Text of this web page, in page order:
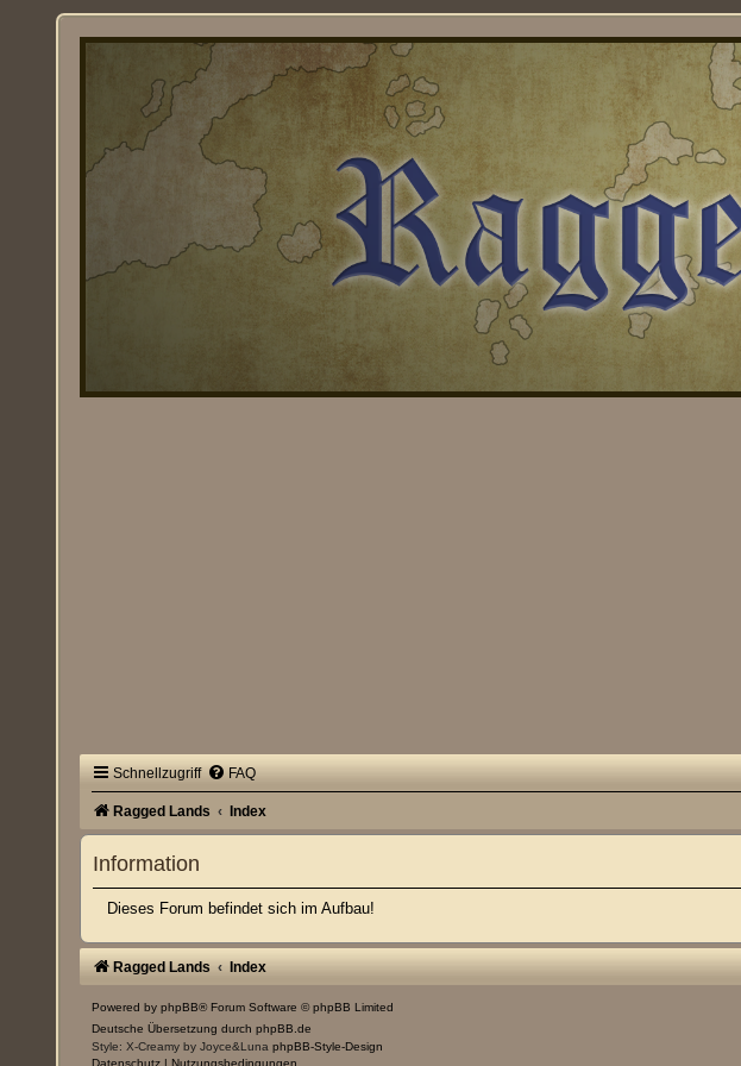
Schnellzugriff FAQ
Ragged Lands Index
Information
Dieses Forum befindet sich im Aufbau!
Ragged Lands Index
Powered byphpBB® Forum Software © phpBB Limited
Deutsche Übersetzung durchphpBB.de
Style: X-Creamy by Joyce&LunaphpBB-Style-Design
Datenschutz |Nutzungsbedingungen